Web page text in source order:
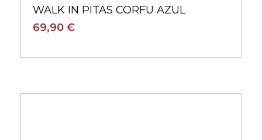
WALK IN PITAS CORFU AZUL
69,90 €